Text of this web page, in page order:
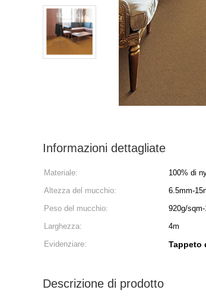
Informazioni dettagliate
Materiale: 100% di
Altezza del mucchio:
6.5mm-
Peso del mucchio:
920g/
Larghezza:
4m
Evidenziare:
Tappeto
Descrizione di prodotto